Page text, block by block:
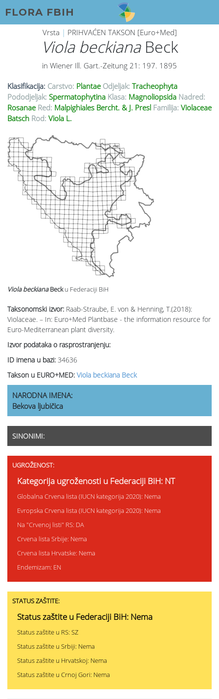
FLORA FBIH
Vrsta | PRIHVAĆEN TAKSON [Euro+Med]
Viola beckiana Beck
in Wiener Ill. Gart.-Zeitung 21: 197. 1895
Klasifikacija: Carstvo: Plantae Odjeljak: Tracheophyta
Pododjeljak: Spermatophytina Klasa: Magnoliopsida Nadred:
Rosanae Red: Malpighiales Bercht. & J. Presl Familija: Violaceae
Batsch Rod: Viola L.
Taksonomski izvor: Raab-Straube, E. von & Henning, T.(2018):
Violaceae. – In: Euro+Med Plantbase - the information resource for
Euro-Mediterranean plant diversity.
Izvor podataka o rasprostranjenju:
ID imena u bazi: 34636
Takson u EURO+MED: Viola beckiana Beck
Viola beckianaBeck u Federaciji BiH
NARODNA IMENA:
Bekova ljubičica
SINONIMI:
UGROŽENOST:
Kategorija ugroženosti u Federaciji BiH: NT
Globalna Crvena lista (IUCN kategorija 2020): Nema
Evropska Crvena lista (IUCN kategorija 2020): Nema
Na "Crvenoj listi" RS: DA
Crvena lista Srbije: Nema
Crvena lista Hrvatske: Nema
Endemizam: EN
STATUS ZAŠTITE:
Status zaštite u Federaciji BiH: Nema
Status zaštite u RS: SZ
Status zaštite u Srbiji: Nema
Status zaštite u Hrvatskoj: Nema
Status zaštite u Crnoj Gori: Nema